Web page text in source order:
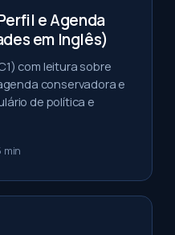
e Agenda
em Inglês)
com leitura sobre
conservadora e
de política e
min